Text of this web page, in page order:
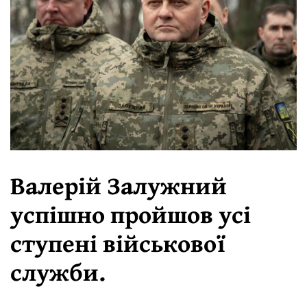
Валерій Залужний
успішно пройшов усі
ступені військової
служби.